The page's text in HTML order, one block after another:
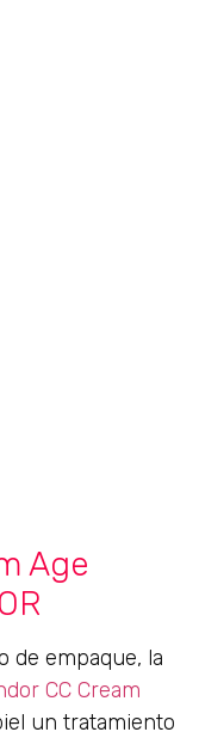
Age
de empaque, la
CC Cream
un tratamiento